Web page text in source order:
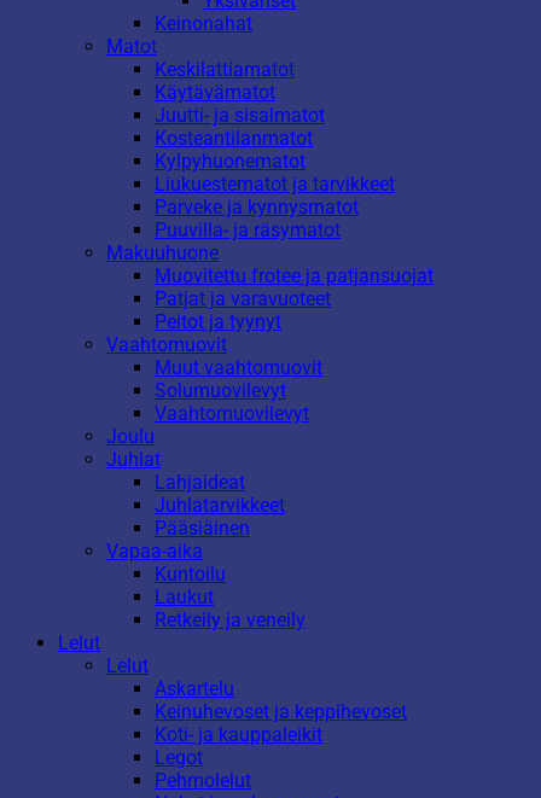
Keinonahat
Matot
Keskilattiamatot
Käytävämatot
Juutti- ja sisalmatot
Kosteantilanmatot
Kylpyhuonematot
Liukuestematot ja tarvikkeet
Parveke ja kynnysmatot
Puuvilla- ja räsymatot
Makuuhuone
Muovitettu frotee ja patjansuojat
Patjat ja varavuoteet
Peitot ja tyynyt
Vaahtomuovit
Muut vaahtomuovit
Solumuovilevyt
Vaahtomuovilevyt
Joulu
Juhlat
Lahjaideat
Juhlatarvikkeet
Pääsiäinen
Vapaa-aika
Kuntoilu
Laukut
Retkeily ja veneily
Lelut
Lelut
Askartelu
Keinuhevoset ja keppihevoset
Koti- ja kauppaleikit
Legot
Pehmolelut